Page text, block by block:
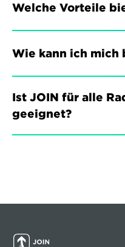
Welche Vorteile
Wie kann ich mich
Ist JOIN für alle
geeignet?